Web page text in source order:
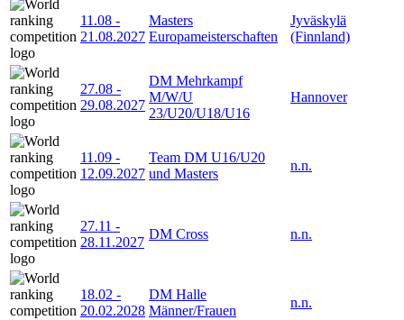
11.08 -
21.08.2027
Masters
Europameisterschaften
Jyväskylä
(Finnland)
27.08 -
29.08.2027
DM Mehrkampf
M/W/U
23/U20/U18/U16
Hannover
11.09 -
12.09.2027
Team DM U16/U20
und Masters
n.n.
27.11 -
28.11.2027
DM Cross n.n.
18.02 -
20.02.2028
DM Halle
Männer/Frauen
n.n.